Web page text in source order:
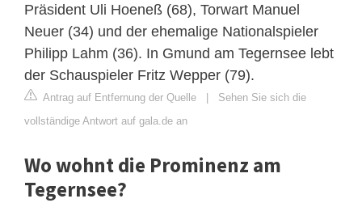
Präsident Uli Hoeneß (68), Torwart Manuel
Neuer (34) und der ehemalige Nationalspieler
Philipp Lahm (36). In Gmund am Tegernsee lebt
der Schauspieler Fritz Wepper (79).
Antrag auf Entfernung der Quelle | Sehen Sie sich die
vollständige Antwort auf gala.de an
Wo wohnt die Prominenz am
Tegernsee?